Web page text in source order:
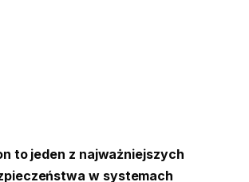
to jeden z najważniejszych
w systemach